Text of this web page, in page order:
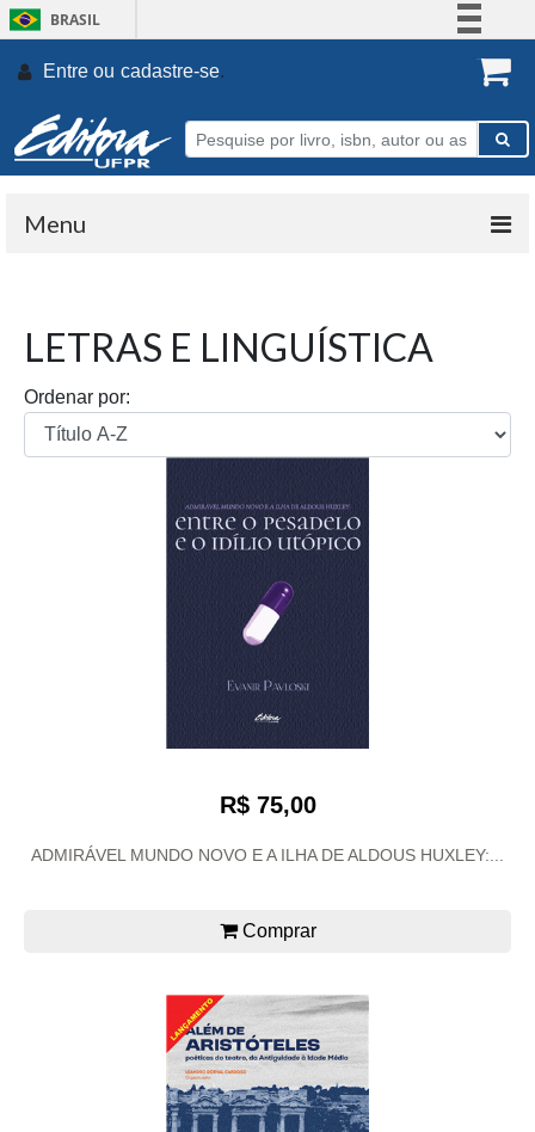
BRASIL
Participe
Entre ou cadastre-se.
Menu
LETRAS E LINGUÍSTICA
Ordenar por:
R$ 75,00
ADMIRÁVEL MUNDO NOVO E A ILHA DE ALDOUS HUXLEY:...
Comprar